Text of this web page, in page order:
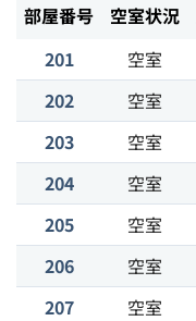
部屋番号 空室状況
201
空室
202
空室
203
空室
204
空室
205
空室
206
空室
207
空室